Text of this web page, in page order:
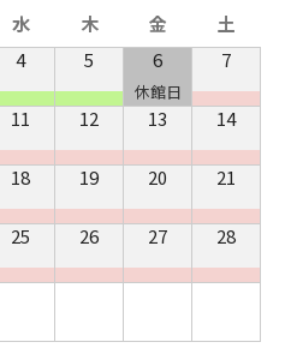
水 木 金
土
4 5 6
休館日
7
11 12 13 14
18 19 20 21
25 26 27 28